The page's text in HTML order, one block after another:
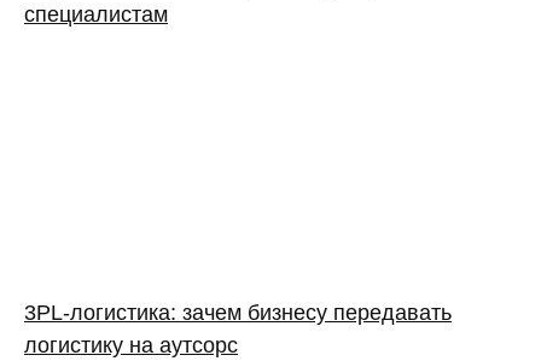
специалистам
3PL‑логистика: зачем бизнесу передавать
логистику на аутсорс